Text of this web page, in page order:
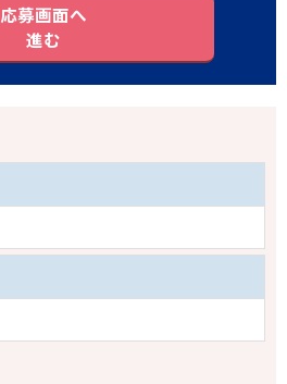
応募画面へ
進む